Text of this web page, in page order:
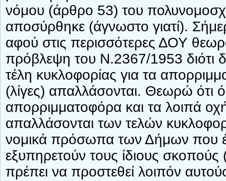
νόμου (άρθρο 53) του
αποσύρθηκε (άγνωστο γιατί).
αφού στις περισσότερες ΔΟΥ
πρόβλεψη του Ν.2367/1953 διότι
τέλη κυκλοφορίας για τα
(λίγες) απαλλάσονται. Θεωρώ ότι
απορριμματοφόρα και τα λοιπά
απαλλάσονται των τελών
νομικά πρόσωπα των Δήμων που
εξυπηρετούν τους ίδιους
πρέπει να προστεθεί λοιπόν